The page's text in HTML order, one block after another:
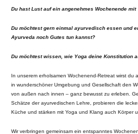
Du hast Lust auf ein angenehmes Wochenende
Du möchtest gern einmal ayurvedisch essen und
Ayurveda noch Gutes tun kannst?
Du möchtest wissen, wie Yoga deine Konstitution
In unserem erholsamen Wochenend-Retreat wirst du
in wunderschöner Umgebung und Gesellschaft den
von außen nach innen – ganz bewusst zu erleben.
Schätze der ayurvedischen Lehre, probieren die
Küche und stärken mit Yoga und Klang auch Körper
Wir verbringen gemeinsam ein entspanntes